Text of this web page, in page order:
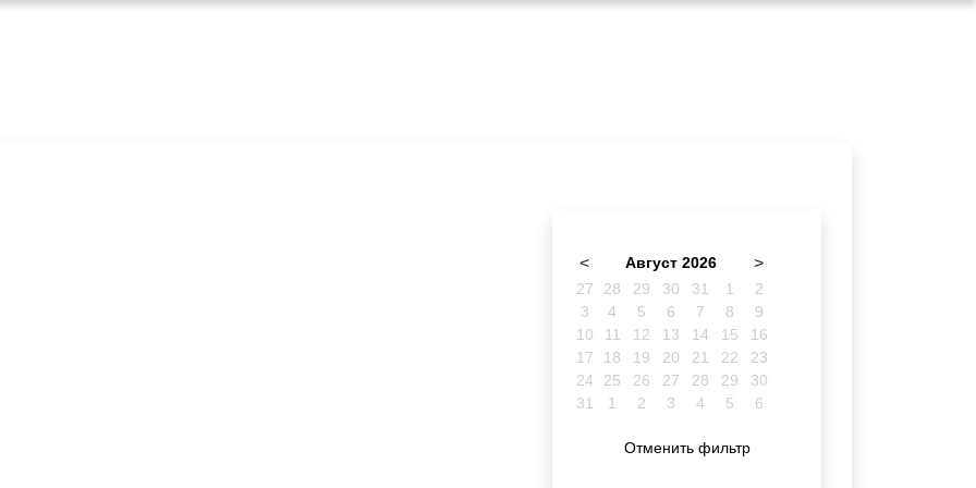
< Август 2026 >
27 28 29 30 31 1
2
3
4 5 6 7 8
9
10
11 12 13 14 15
16
17
18 19 20 21 22
23
24
25 26 27 28 29
30
31
1 2 3 4 5 6
Отменить фильтр